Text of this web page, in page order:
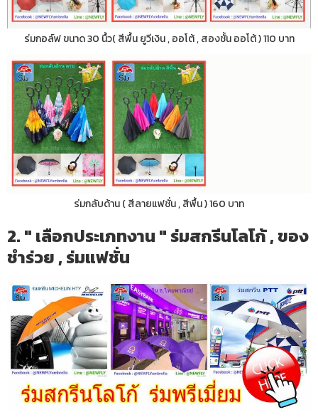
ร่มกอล์ฟ ขนาด 30 นื้ว( สีพื้น ยูวีเงิน , ออโต้ , สองชั้น ออโต้ ) 110 บาท
ร่มกลับด้าน ( สีลายแฟชั่น , สีพื้น ) 160 บาท
2. " เลือกประเภทงาน " ร่มสกรีนโลโก้ , ของ
ชำร่วย , ร่มแฟชั่น